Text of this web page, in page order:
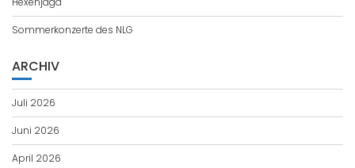
Sommerkonzerte des NLG
ARCHIV
Juli 2026
Juni 2026
April 2026